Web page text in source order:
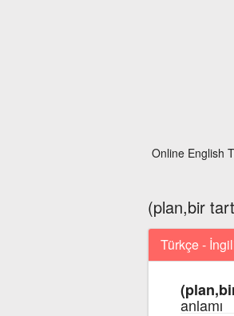
Online English
(plan,bir
Türkçe -
anlamı